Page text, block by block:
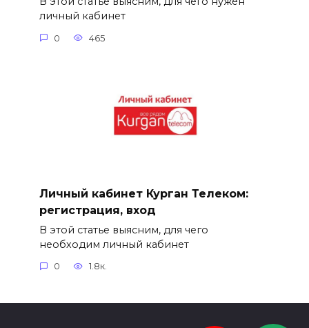
личный кабинет
0 465
Личный кабинет Курган Телеком:
регистрация, вход
В этой статье выясним, для чего
необходим личный кабинет
0 1.8к.